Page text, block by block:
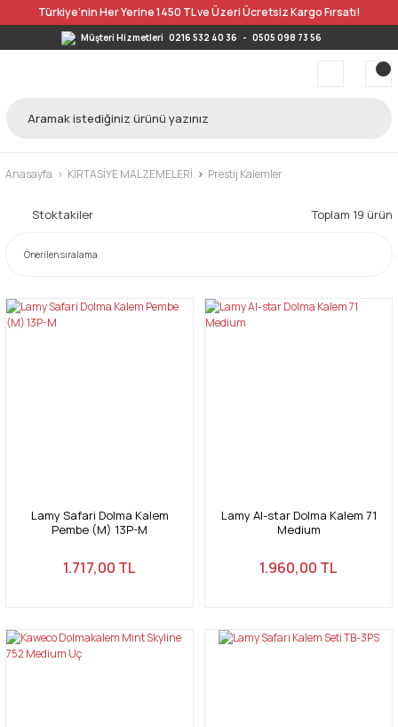
Türkiye’nin Her Yerine 1450 TL ve Üzeri Ücretsiz Kargo Fırsatı!
Müşteri Hizmetleri 0216 532 40 36 - 0505 098 73 56
Anasayfa KIRTASİYE MALZEMELERİ Prestij Kalemler
Stoktakiler Toplam 19 ürün
Lamy Safari Dolma Kalem
Pembe (M) 13P-M
1.717,00 TL
Lamy Al-star Dolma Kalem 71
Medium
1.960,00 TL